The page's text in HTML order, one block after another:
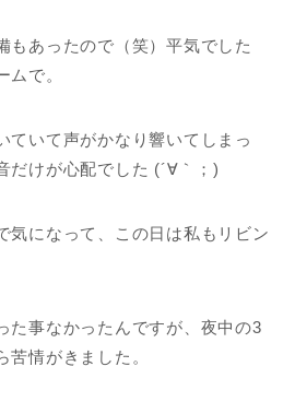
もあったので（笑）平気でした
ムで。
ていて声がかなり響いてしまっ
だけが心配でした (´∀｀；)
気になって、この日は私もリビン
た事なかったんですが、夜中の3
苦情がきました。